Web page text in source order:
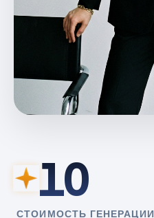
10
СТОИМОСТЬ ГЕНЕРАЦИИ